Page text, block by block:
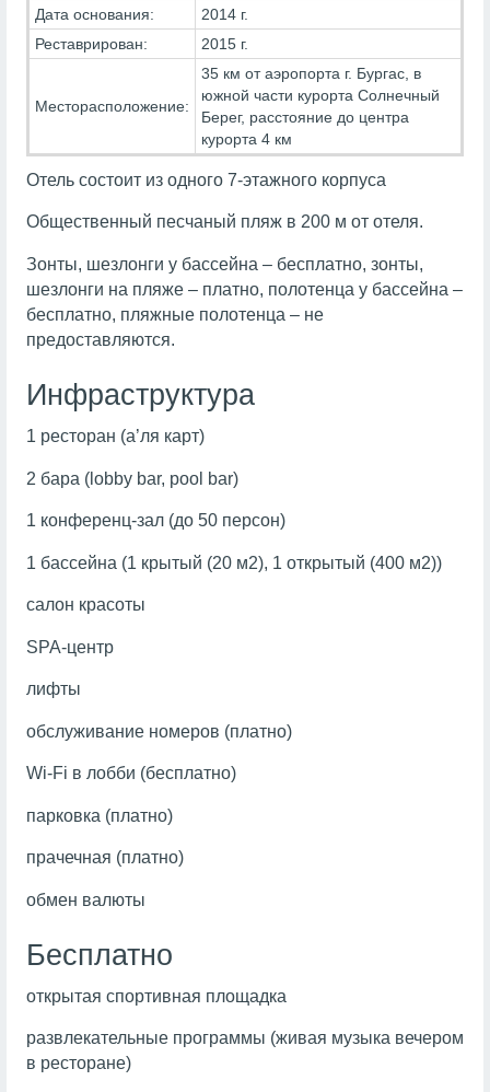
Дата основания:
2014 г.
Реставрирован:
2015 г.
Месторасположение:
35 км от аэропорта г. Бургас, в
южной части курорта Солнечный
Берег, расстояние до центра
курорта 4 км
Отель состоит из одного 7-этажного корпуса
Общественный песчаный пляж в 200 м от отеля.
Зонты, шезлонги у бассейна – бесплатно, зонты,
шезлонги на пляже – платно, полотенца у бассейна –
бесплатно, пляжные полотенца – не
предоставляются.
Инфраструктура
1 ресторан (а’ля карт)
2 бара (lobby bar, pool bar)
1 конференц-зал (до 50 персон)
1 бассейна (1 крытый (20 м2), 1 открытый (400 м2))
салон красоты
SPA-центр
лифты
обслуживание номеров (платно)
Wi-Fi в лобби (бесплатно)
парковка (платно)
прачечная (платно)
обмен валюты
Бесплатно
открытая спортивная площадка
развлекательные программы (живая музыка вечером
в ресторане)